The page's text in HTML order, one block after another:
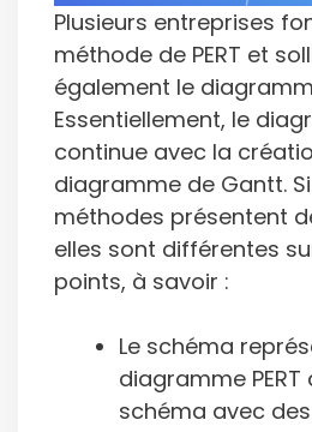
Plusieurs entreprises
méthode de PERT et
également le
Essentiellement, le
continue avec la
diagramme de Gantt.
méthodes présentent
elles sont différentes
points, à savoir :
Le schéma
diagramme
schéma avec